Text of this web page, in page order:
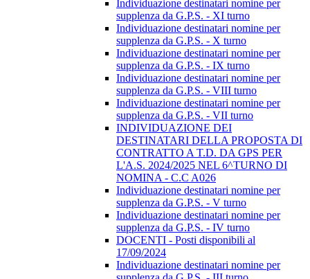
Individuazione destinatari nomine per
supplenza da G.P.S. - XI turno
Individuazione destinatari nomine per
supplenza da G.P.S. - X turno
Individuazione destinatari nomine per
supplenza da G.P.S. - IX turno
Individuazione destinatari nomine per
supplenza da G.P.S. - VIII turno
Individuazione destinatari nomine per
supplenza da G.P.S. - VII turno
INDIVIDUAZIONE DEI
DESTINATARI DELLA PROPOSTA DI
CONTRATTO A T.D. DA GPS PER
L'A.S. 2024/2025 NEL 6^TURNO DI
NOMINA - C.C A026
Individuazione destinatari nomine per
supplenza da G.P.S. - V turno
Individuazione destinatari nomine per
supplenza da G.P.S. - IV turno
DOCENTI - Posti disponibili al
17/09/2024
Individuazione destinatari nomine per